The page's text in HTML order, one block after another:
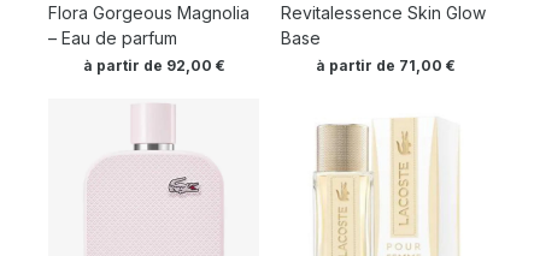
Flora Gorgeous Magnolia
– Eau de parfum
à partir de 92,00 €
Revitalessence Skin Glow
Base
à partir de 71,00€